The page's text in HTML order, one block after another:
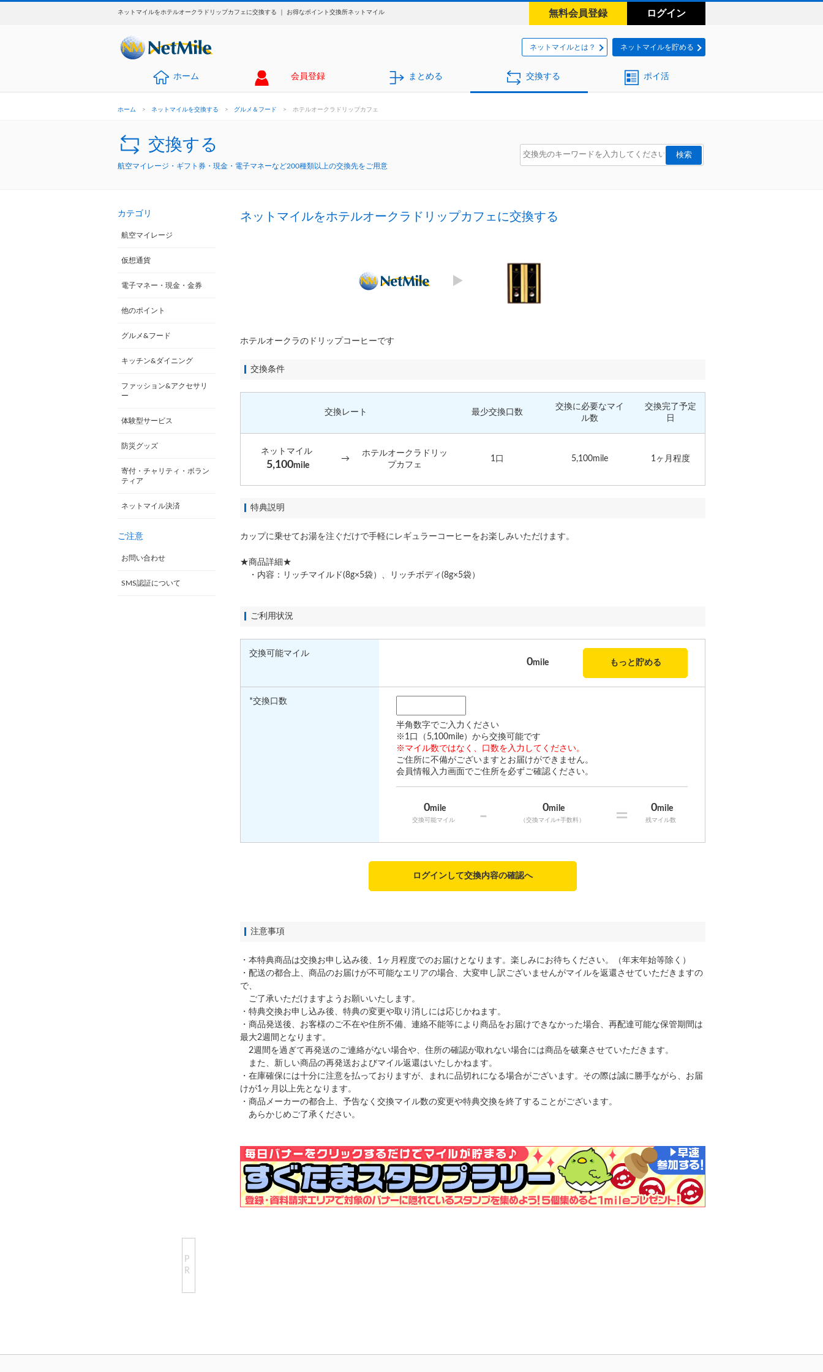
ネットマイルをホテルオークラドリップカフェに交換する ｜ お得なポイント交換所ネットマイル 無料会員登録 ログイン
ネットマイルとは？ ネットマイルを貯める
ホーム 会員登録 まとめる 交換する ポイ活
ホーム > ネットマイルを交換する > グルメ＆フード > ホテルオークラドリップカフェ
交換する
航空マイレージ・ギフト券・現金・電子マネーなど200種類以上の交換先をご用意
カテゴリ
航空マイレージ
仮想通貨
電子マネー・現金・金券
他のポイント
グルメ&フード
キッチン&ダイニング
ファッション&アクセサリ
ー
体験型サービス
防災グッズ
寄付・チャリティ・ボラン
ティア
ネットマイル決済
ご注意
お問い合わせ
SMS認証について
ネットマイルをホテルオークラドリップカフェに交換する
ホテルオークラのドリップコーヒーです
交換条件
交換レート 最少交換口数
交換に必要なマイ
ル数
交換完了予定
日
ネットマイル
5,100mile
→
ホテルオークラドリッ
プカフェ
1口 5,100mile 1ヶ月程度
特典説明
カップに乗せてお湯を注ぐだけで手軽にレギュラーコーヒーをお楽しみいただけます。
★商品詳細★
・内容：リッチマイルド(8g×5袋）、リッチボディ(8g×5袋）
ご利用状況
交換可能マイル
0mile もっと貯める
*交換口数
半角数字でご入力ください
※1口（5,100mile）から交換可能です
※マイル数ではなく、口数を入力してください。
ご住所に不備がございますとお届けができません。
会員情報入力画面でご住所を必ずご確認ください。
0mile
交換可能マイル - 0mile
（交換マイル+手数料） = 0mile
残マイル数
ログインして交換内容の確認へ
注意事項
・本特典商品は交換お申し込み後、1ヶ月程度でのお届けとなります。楽しみにお待ちください。（年末年始等除く）
・配送の都合上、商品のお届けが不可能なエリアの場合、大変申し訳ございませんがマイルを返還させていただきますの
で、
ご了承いただけますようお願いいたします。
・特典交換お申し込み後、特典の変更や取り消しには応じかねます。
・商品発送後、お客様のご不在や住所不備、連絡不能等により商品をお届けできなかった場合、再配達可能な保管期間は
最大2週間となります。
2週間を過ぎて再発送のご連絡がない場合や、住所の確認が取れない場合には商品を破棄させていただきます。
また、新しい商品の再発送およびマイル返還はいたしかねます。
・在庫確保には十分に注意を払っておりますが、まれに品切れになる場合がございます。その際は誠に勝手ながら、お届
けが1ヶ月以上先となります。
・商品メーカーの都合上、予告なく交換マイル数の変更や特典交換を終了することがございます。
あらかじめご了承ください。
P
R